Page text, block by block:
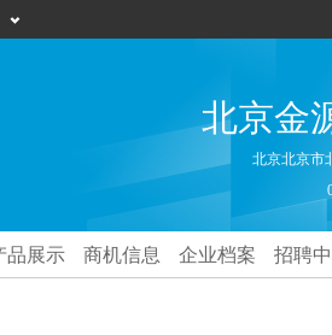
北京金
北京北京市
品展示 商机信息 企业档案 招聘